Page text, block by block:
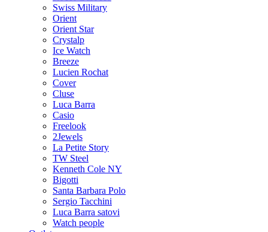
Swiss Military
Orient
Orient Star
Crystalp
Ice Watch
Breeze
Lucien Rochat
Cover
Cluse
Luca Barra
Casio
Freelook
2Jewels
La Petite Story
TW Steel
Kenneth Cole NY
Bigotti
Santa Barbara Polo
Sergio Tacchini
Luca Barra satovi
Watch people